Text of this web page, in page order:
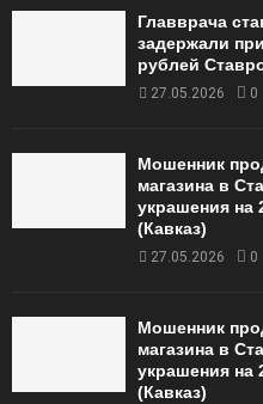
Главврача
задержали
рублей
27.05.2026 0
Мошенник
магазина в
украшения на
(Кавказ)
27.05.2026 0
Мошенник
магазина в
украшения на
(Кавказ)